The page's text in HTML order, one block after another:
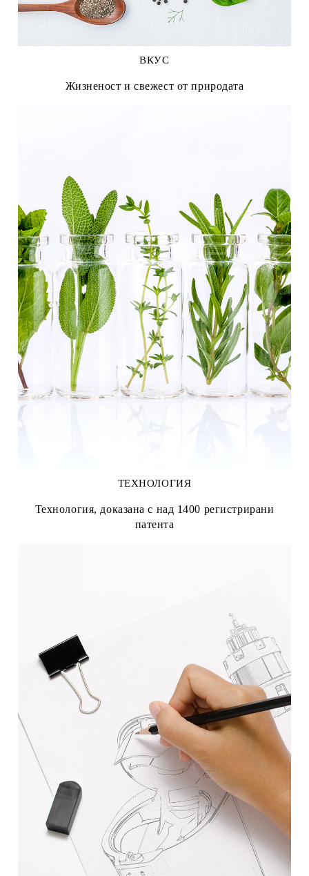
ВКУС
Жизненост и свежест от природата
ТЕХНОЛОГИЯ
Технология, доказана с над 1400 регистрирани
патента